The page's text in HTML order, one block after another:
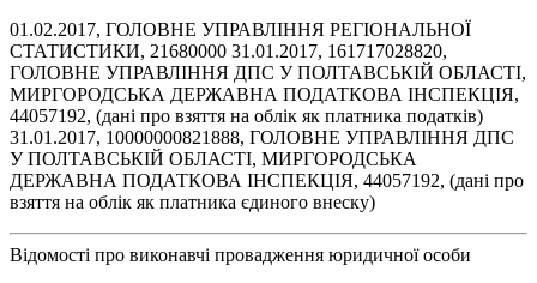
01.02.2017, ГОЛОВНЕ УПРАВЛІННЯ РЕГІОНАЛЬНОЇ
СТАТИСТИКИ, 21680000 31.01.2017, 161717028820,
ГОЛОВНЕ УПРАВЛІННЯ ДПС У ПОЛТАВСЬКІЙ ОБЛАСТІ,
МИРГОРОДСЬКА ДЕРЖАВНА ПОДАТКОВА ІНСПЕКЦІЯ,
44057192, (дані про взяття на облік як платника податків)
31.01.2017, 10000000821888, ГОЛОВНЕ УПРАВЛІННЯ ДПС
У ПОЛТАВСЬКІЙ ОБЛАСТІ, МИРГОРОДСЬКА
ДЕРЖАВНА ПОДАТКОВА ІНСПЕКЦІЯ, 44057192, (дані про
взяття на облік як платника єдиного внеску)
Відомості про виконавчі провадження юридичної особи